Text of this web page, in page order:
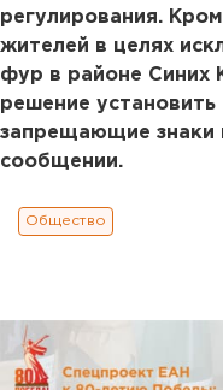
регулирования.
жителей в целях
фур в районе Синих
решение
запрещающие знаки
сообщении.
Общество